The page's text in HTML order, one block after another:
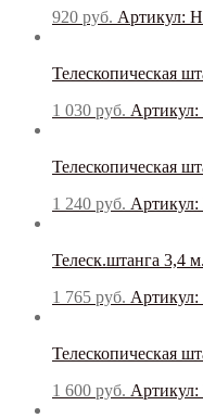
920 руб. Артикул:
Телескопическая
1 030 руб.
Телескопическая
1 240 руб.
Телеск.штанга 3,4
1 765 руб. Артикул:
Телескопическая
1 600 руб.